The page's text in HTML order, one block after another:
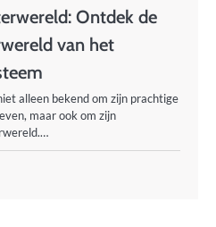
Ontdek de
van het
alleen bekend om zijn prachtige
maar ook om zijn